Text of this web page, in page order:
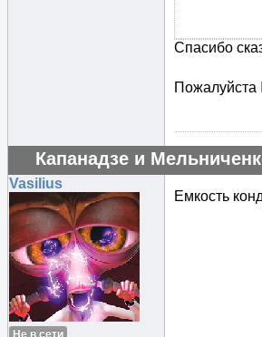
Спасибо
Пожалуйста
Капанадзе и
Vasilius
Не в сети
Емкость